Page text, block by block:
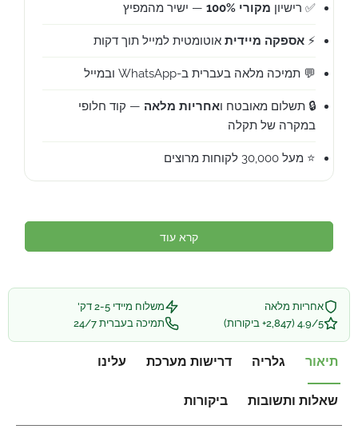
✅ רישיון מקורי 100% — ישיר מהמפיץ
⚡ אספקה מיידית אוטומטית למייל תוך דקות
💬 תמיכה מלאה בעברית ב-WhatsApp ובמייל
🔒 תשלום מאובטח ואחריות מלאה — קוד חלופי
במקרה של תקלה
⭐ מעל 30,000 לקוחות מרוצים
קרא עוד
אחריות מלאה
משלוח מיידי 2-5 דק'
4.9/5 (2,847+ ביקורות)
תמיכה בעברית 24/7
תיאור גלריה דרישות מערכת עלינו
שאלות ותשובות ביקורות